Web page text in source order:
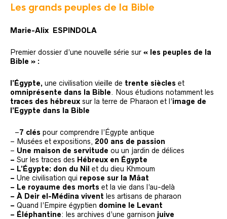
Les grands peuples de la Bible
Marie-Alix ESPINDOLA
Premier dossier d’une nouvelle série sur « les peuples de la
Bible » :
l’Égypte, une civilisation vieille de trente siècles et
omniprésente dans la Bible. Nous étudions notamment les
traces des hébreux sur la terre de Pharaon et l’image de
l’Egypte dans la Bible
–7 clés pour comprendre l’Égypte antique
– Musées et expositions, 200 ans de passion
– Une maison de servitude ou un jardin de délices
– Sur les traces des Hébreux en Égypte
– L’Égypte: don du Nil et du dieu Khmoum
– Une civilisation qui repose sur la Mâat
– Le royaume des morts et la vie dans l’au-delà
– À Deir el-Médina vivent les artisans de pharaon
– Quand l’Empire égyptien domine le Levant
– Éléphantine: les archives d’une garnison juive